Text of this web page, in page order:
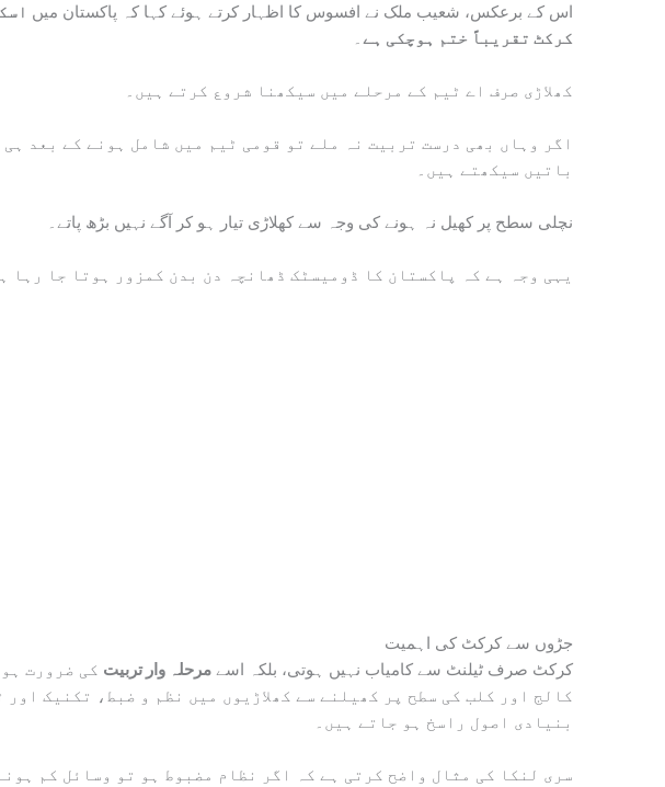
اس کے برعکس، شعیب ملک نے افسوس کا اظہار کرتے ہوئے کہا کہ پاکستان میں
کرکٹ تقریباً ختم ہوچکی ہے۔
کھلاڑی صرف اے ٹیم کے مرحلے میں سیکھنا شروع کرتے ہیں۔
اگر وہاں بھی درست تربیت نہ ملے تو قومی ٹیم میں شامل ہونے کے بعد
باتیں سیکھتے ہیں۔
نچلی سطح پر کھیل نہ ہونے کی وجہ سے کھلاڑی تیار ہو کر آگے نہیں بڑھ پاتے۔
یہی وجہ ہے کہ پاکستان کا ڈومیسٹک ڈھانچہ دن بدن کمزور ہوتا جا رہا
جڑوں سے کرکٹ کی اہمیت
کرکٹ صرف ٹیلنٹ سے کامیاب نہیں ہوتی، بلکہ اسےمرحلہ وار تربیت کی ضرورت
کالج اور کلب کی سطح پر کھیلنے سے کھلاڑیوں میں نظم و ضبط، تکنیک اور
بنیادی اصول راسخ ہو جاتے ہیں۔
سری لنکا کی مثال واضح کرتی ہے کہ اگر نظام مضبوط ہو تو وسائل کم